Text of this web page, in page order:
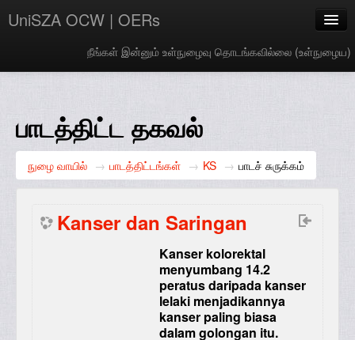
UniSZA OCW | OERs
நீங்கள் இன்னும் உள்நுழைவு தொடங்கவில்லை (உள்நுழைய)
e-Aduan
e-Learning Website
UniSZA Website
பாடத்திட்ட தகவல்
நுழை வாயில் → பாடத்திட்டங்கள் → KS → பாடச் சுருக்கம்
Kanser dan Saringan
Kanser kolorektal
menyumbang 14.2
peratus daripada kanser
lelaki menjadikannya
kanser paling biasa
dalam golongan itu.